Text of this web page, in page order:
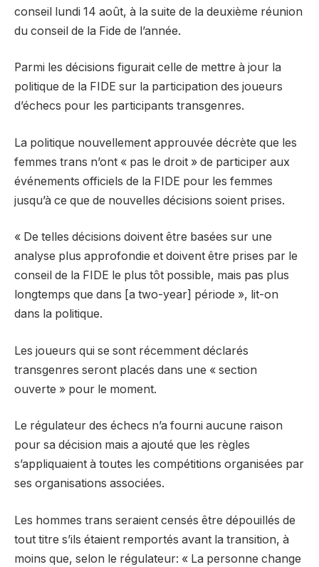
conseil lundi 14 août, à la suite de la deuxième réunion
du conseil de la Fide de l’année.
Parmi les décisions figurait celle de mettre à jour la
politique de la FIDE sur la participation des joueurs
d’échecs pour les participants transgenres.
La politique nouvellement approuvée décrète que les
femmes trans n’ont « pas le droit » de participer aux
événements officiels de la FIDE pour les femmes
jusqu’à ce que de nouvelles décisions soient prises.
« De telles décisions doivent être basées sur une
analyse plus approfondie et doivent être prises par le
conseil de la FIDE le plus tôt possible, mais pas plus
longtemps que dans [a two-year] période », lit-on
dans la politique.
Les joueurs qui se sont récemment déclarés
transgenres seront placés dans une « section
ouverte » pour le moment.
Le régulateur des échecs n’a fourni aucune raison
pour sa décision mais a ajouté que les règles
s’appliquaient à toutes les compétitions organisées par
ses organisations associées.
Les hommes trans seraient censés être dépouillés de
tout titre s’ils étaient remportés avant la transition, à
moins que, selon le régulateur: « La personne change